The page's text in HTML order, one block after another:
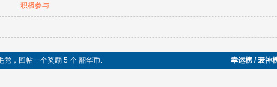
积极参与
党，回帖一个奖励 5 个 韶华币. 幸运榜 / 衰神